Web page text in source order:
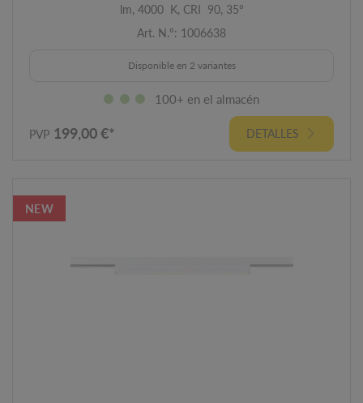
lm, 4000 K, CRI 90, 35°
Art. N.º: 1006638
Disponible en 2 variantes
100+ en el almacén
PVP 199,00 €* DETALLES
NEW